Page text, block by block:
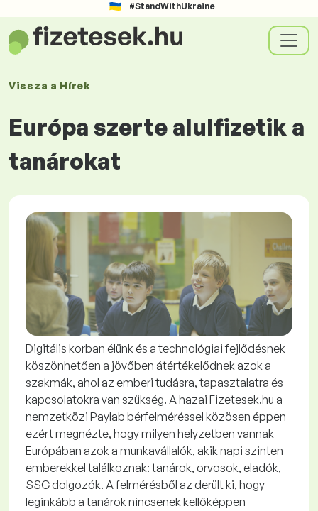
#StandWithUkraine
Vissza a Hírek
Európa szerte alulfizetik a
tanárokat
Digitális korban élünk és a technológiai fejlődésnek
köszönhetően a jövőben átértékelődnek azok a
szakmák, ahol az emberi tudásra, tapasztalatra és
kapcsolatokra van szükség. A hazai Fizetesek.hu a
nemzetközi Paylab bérfelméréssel közösen éppen
ezért megnézte, hogy milyen helyzetben vannak
Európában azok a munkavállalók, akik napi szinten
emberekkel találkoznak: tanárok, orvosok, eladók,
SSC dolgozók. A felmérésből az derült ki, hogy
leginkább a tanárok nincsenek kellőképpen